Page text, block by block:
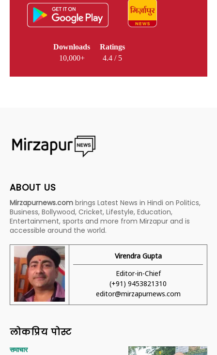
Downloads
10,000+
Ratings
4.4 / 5
ABOUT US
Mirzapurnews.com brings Latest News in Hindi on Politics,
Business, Bollywood, Cricket, Lifestyle, Education,
Entertainment, sports and more from Mirzapur and is
accessible around the world.
Virendra Gupta
Editor-in-Chief
(+91) 9453821310
editor@mirzapurnews.com
लोकप्रिय पोस्ट
समाचार